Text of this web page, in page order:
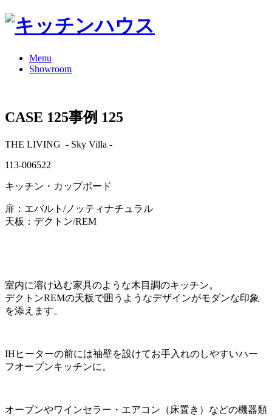
Menu
Showroom
CASE 125事例 125
THE LIVING - Sky Villa -
113-006522
キッチン・カップボード
扉：エバルト/ノッティナチュラル
天板：デクトン/REM
室内に溶け込む家具のような木目調のキッチン。
デクトンREMの天板で囲うようなデザインがモダンな印象
を添えます。
IHヒーターの前には袖壁を設けてお手入れのしやすいハー
フオープンキッチンに。
オーブンやワインセラー・エアコン（床置き）などの機器類